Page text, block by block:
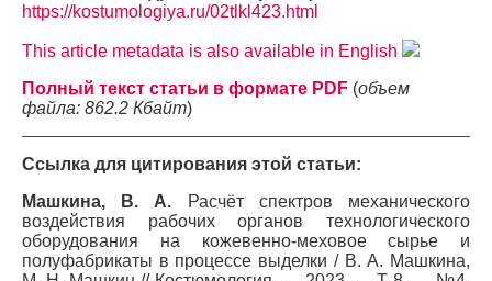
https://kostumologiya.ru/02tlkl423.html
This article metadata is also available in English
Полный текст статьи в формате PDF (объем
файла: 862.2 Кбайт)
Ссылка для цитирования этой статьи:
Машкина, В. А. Расчёт спектров механического
воздействия рабочих органов технологического
оборудования на кожевенно-меховое сырье и
полуфабрикаты в процессе выделки / В. А. Машкина,